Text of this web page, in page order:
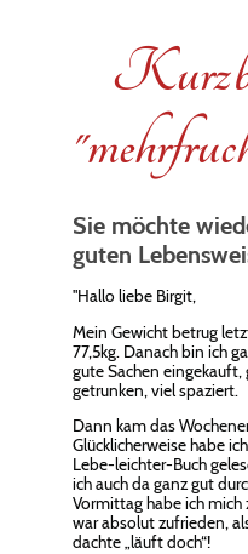
Sie möchte
guten
"Hallo liebe Birgit,
Mein Gewicht betrug
77,5kg. Danach bin ich
gute Sachen
getrunken, viel spaziert.
Dann kam das
Glücklicherweise habe
Lebe-leichter-Buch
ich auch da ganz gut
Vormittag habe ich mich
war absolut zufrieden,
dachte „läuft doch“!